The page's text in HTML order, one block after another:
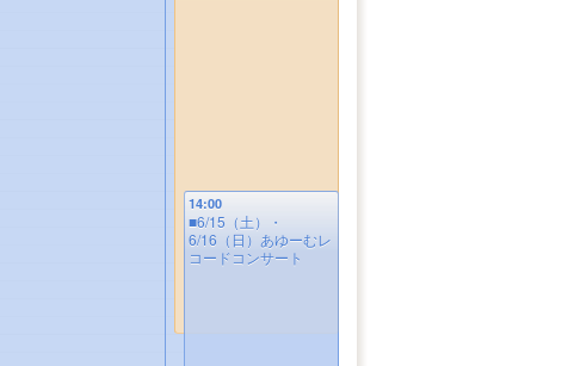
14:00
■6/15（土）・
6/16（日）あゆーむレ
コードコンサート